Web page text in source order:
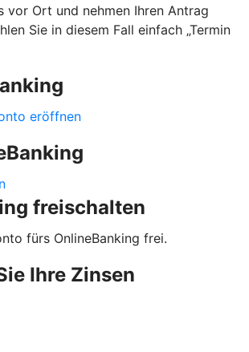
vor Ort und nehmen Ihren Antrag
Sie in diesem Fall einfach „Termin
eröffnen
freischalten
fürs OnlineBanking frei.
Ihre Zinsen